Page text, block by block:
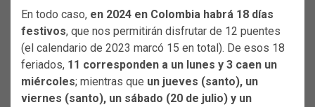
En todo caso, en 2024 en Colombia habrá 18 días
festivos, que nos permitirán disfrutar de 12 puentes
(el calendario de 2023 marcó 15 en total). De esos 18
feriados, 11 corresponden a un lunes y 3 caen un
miércoles; mientras que un jueves (santo), un
viernes (santo), un sábado (20 de julio) y un